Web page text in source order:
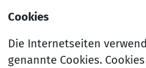
Cookies
Die Internetseiten
genannte Cookies.